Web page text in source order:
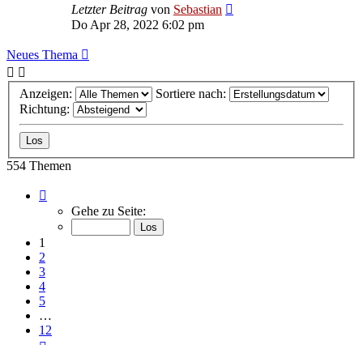
Letzter Beitrag von Sebastian
Do Apr 28, 2022 6:02 pm
Neues Thema
Anzeigen:
Sortiere nach:
Richtung:
554 Themen
von
Gehe zu Seite:
1
2
3
4
5
…
12